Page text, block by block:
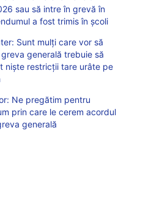
sau să intre în grevă în
a fost trimis în școli
Sunt mulți care vor să
generală trebuie să
niște restricții tare urâte pe
Ne pregătim pentru
prin care le cerem acordul
generală